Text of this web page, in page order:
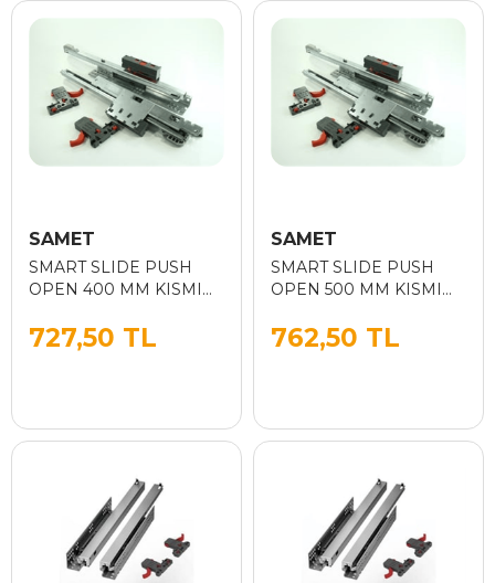
SAMET
SMART SLIDE PUSH
OPEN 400 MM KISMI
727,50 TL
SAMET
SMART SLIDE PUSH
OPEN 500 MM KISMI
762,50 TL